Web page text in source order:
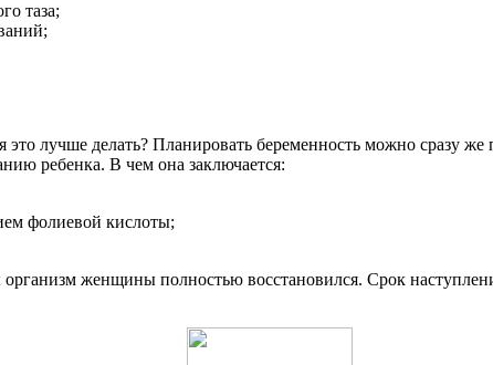
таза;
лучше делать? Планировать беременность можно сразу
ребенка. В чем она заключается:
фолиевой кислоты;
женщины полностью восстановился. Срок